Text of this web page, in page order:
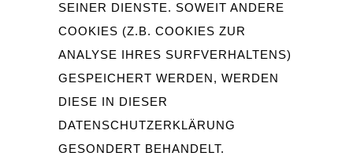
SEINER DIENSTE. SOWEIT ANDERE
COOKIES (Z.B. COOKIES ZUR
ANALYSE IHRES SURFVERHALTENS)
GESPEICHERT WERDEN, WERDEN
DIESE IN DIESER
DATENSCHUTZERKLÄRUNG
GESONDERT BEHANDELT.